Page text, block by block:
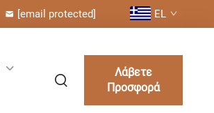
[email protected] EL
Λάβετε
Προσφορά